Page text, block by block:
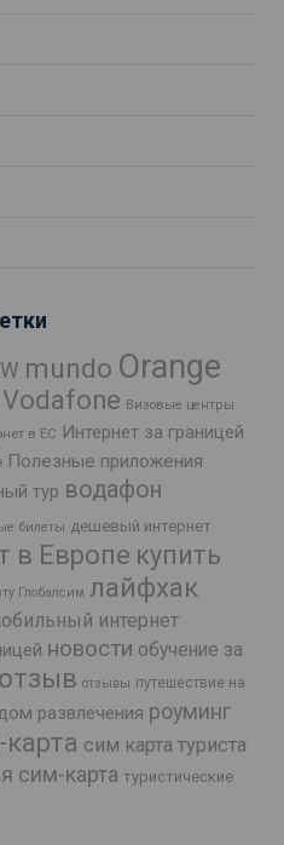
mundo Orange
Vodafone Визовые центры
в ЕС Интернет за границей
Полезные приложения
тур водафон
билеты дешевый интернет
в Европе купить
Глобалсим лайфхак
интернет
новости обучение за
отзыв отзывы путешествие на
развлечения роуминг
сим карта туриста
сим-карта туристические